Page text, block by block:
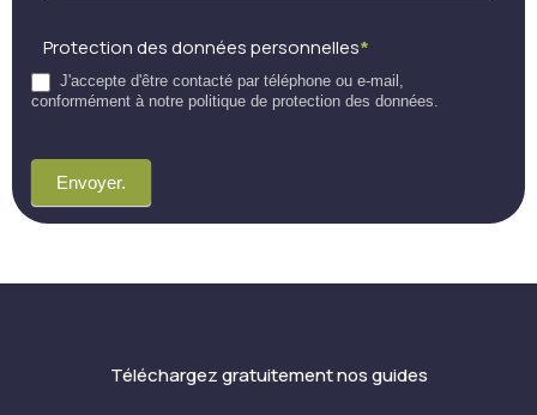
Protection des données personnelles*
J'accepte d'être contacté par téléphone ou e-mail,
conformément à notre politique de protection des données.
Envoyer.
Téléchargez gratuitement nos guides